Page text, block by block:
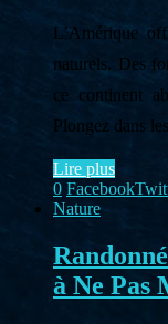
L’Amérique
naturels. Des
ce continent
Plongez dans
Lire plus
0 Facebook
Nature
à Ne Pas